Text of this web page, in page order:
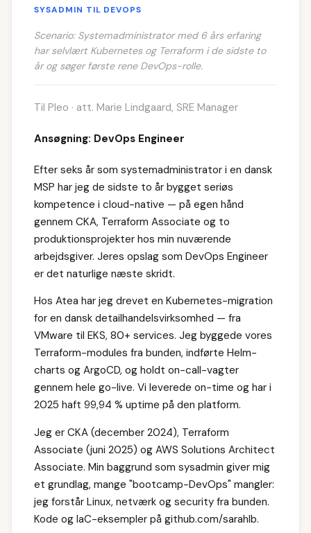
SYSADMIN TIL DEVOPS
Scenario: Systemadministrator med 6 års erfaring
har selvlært Kubernetes og Terraform i de sidste to
år og søger første rene DevOps-rolle.
Til Pleo · att. Marie Lindgaard, SRE Manager
Ansøgning: DevOps Engineer
Efter seks år som systemadministrator i en dansk
MSP har jeg de sidste to år bygget seriøs
kompetence i cloud-native — på egen hånd
gennem CKA, Terraform Associate og to
produktionsprojekter hos min nuværende
arbejdsgiver. Jeres opslag som DevOps Engineer
er det naturlige næste skridt.
Hos Atea har jeg drevet en Kubernetes-migration
for en dansk detailhandelsvirksomhed — fra
VMware til EKS, 80+ services. Jeg byggede vores
Terraform-modules fra bunden, indførte Helm-
charts og ArgoCD, og holdt on-call-vagter
gennem hele go-live. Vi leverede on-time og har i
2025 haft 99,94 % uptime på den platform.
Jeg er CKA (december 2024), Terraform
Associate (juni 2025) og AWS Solutions Architect
Associate. Min baggrund som sysadmin giver mig
et grundlag, mange "bootcamp-DevOps" mangler:
jeg forstår Linux, netværk og security fra bunden.
Kode og IaC-eksempler på github.com/sarahlb.